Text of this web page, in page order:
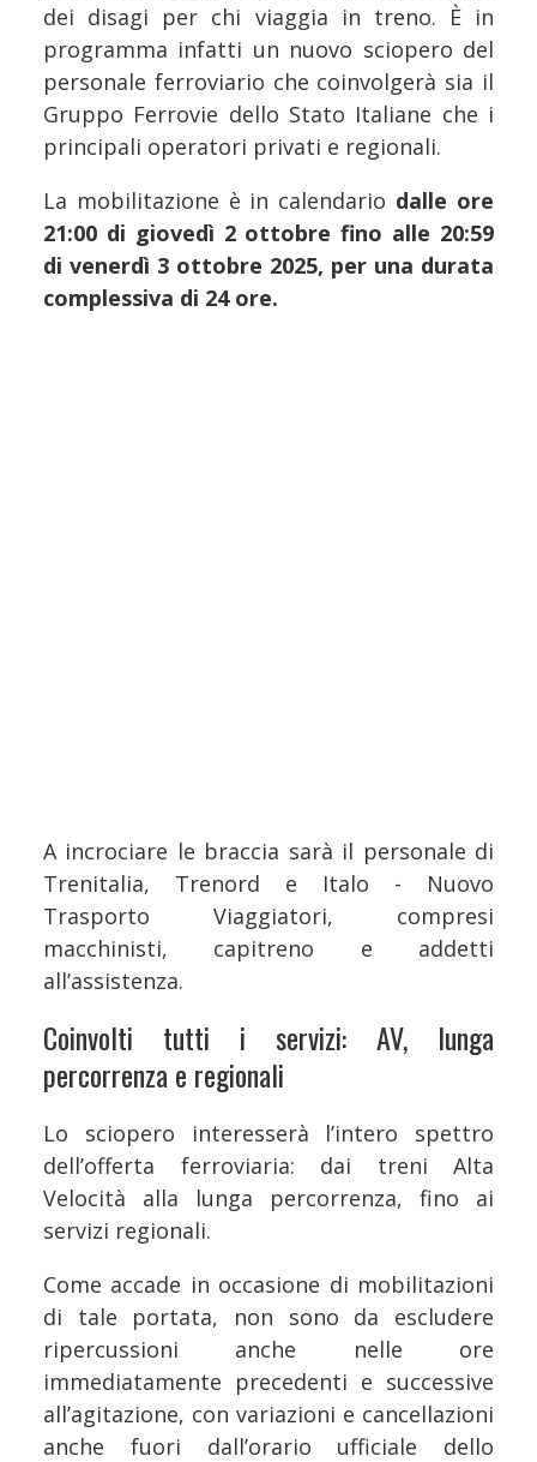
dei disagi per chi viaggia in treno. È in
programma infatti un nuovo sciopero del
personale ferroviario che coinvolgerà sia il
Gruppo Ferrovie dello Stato Italiane che i
principali operatori privati e regionali.
La mobilitazione è in calendario dalle ore
21:00 di giovedì 2 ottobre fino alle 20:59
di venerdì 3 ottobre 2025, per una durata
complessiva di 24 ore.
A incrociare le braccia sarà il personale di
Trenitalia, Trenord e Italo - Nuovo
Trasporto Viaggiatori, compresi
macchinisti, capitreno e addetti
all’assistenza.
Coinvolti tutti i servizi: AV, lunga
percorrenza e regionali
Lo sciopero interesserà l’intero spettro
dell’offerta ferroviaria: dai treni Alta
Velocità alla lunga percorrenza, fino ai
servizi regionali.
Come accade in occasione di mobilitazioni
di tale portata, non sono da escludere
ripercussioni anche nelle ore
immediatamente precedenti e successive
all’agitazione, con variazioni e cancellazioni
anche fuori dall’orario ufficiale dello